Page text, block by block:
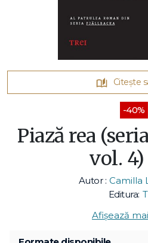
Citește
-40%
Piază rea
vol.
Autor : Camilla
Editura:
Afișează